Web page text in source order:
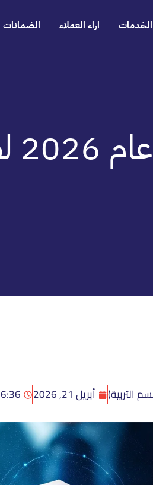
الخدمات اراء العملاء الضمانات
التربية) أبريل 21, 2026
6:36 ص